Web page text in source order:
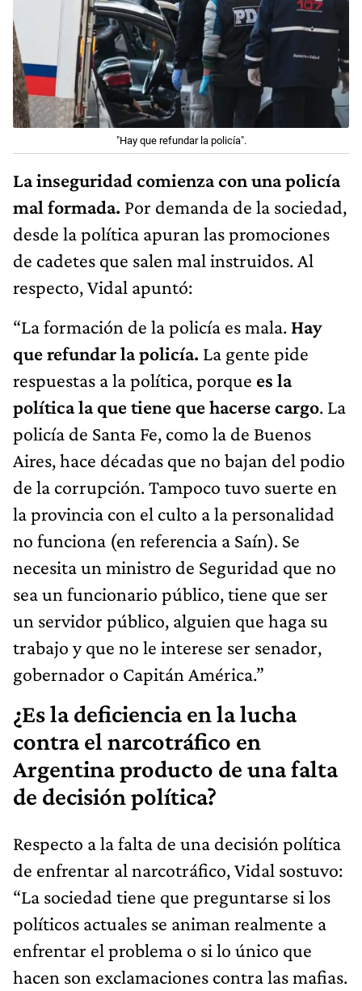
"Hay que refundar la policía".
La inseguridad comienza con una policía
mal formada. Por demanda de la sociedad,
desde la política apuran las promociones
de cadetes que salen mal instruidos. Al
respecto, Vidal apuntó:
“La formación de la policía es mala. Hay
que refundar la policía. La gente pide
respuestas a la política, porque es la
política la que tiene que hacerse cargo. La
policía de Santa Fe, como la de Buenos
Aires, hace décadas que no bajan del podio
de la corrupción. Tampoco tuvo suerte en
la provincia con el culto a la personalidad
no funciona (en referencia a Saín). Se
necesita un ministro de Seguridad que no
sea un funcionario público, tiene que ser
un servidor público, alguien que haga su
trabajo y que no le interese ser senador,
gobernador o Capitán América.”
¿Es la deficiencia en la lucha
contra el narcotráfico en
Argentina producto de una falta
de decisión política?
Respecto a la falta de una decisión política
de enfrentar al narcotráfico, Vidal sostuvo:
“La sociedad tiene que preguntarse si los
políticos actuales se animan realmente a
enfrentar el problema o si lo único que
hacen son exclamaciones contra las mafias.